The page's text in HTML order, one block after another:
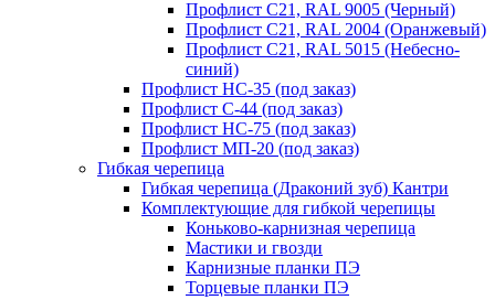
Профлист С21, RAL 9005 (Черный)
Профлист С21, RAL 2004 (Оранжевый)
Профлист С21, RAL 5015 (Небесно-
синий)
Профлист НС-35 (под заказ)
Профлист С-44 (под заказ)
Профлист НС-75 (под заказ)
Профлист МП-20 (под заказ)
Гибкая черепица
Гибкая черепица (Драконий зуб) Кантри
Комплектующие для гибкой черепицы
Коньково-карнизная черепица
Мастики и гвозди
Карнизные планки ПЭ
Торцевые планки ПЭ